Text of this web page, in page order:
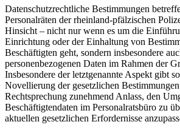
Datenschutzrechtliche Bestimmungen
Personalräten der rheinland-pfälzischen
Hinsicht – nicht nur wenn es um die
Einrichtung oder der Einhaltung von
Beschäftigten geht, sondern insbesondere
personenbezogenen Daten im Rahmen der
Insbesondere der letztgenannte Aspekt gibt
Novellierung der gesetzlichen
Rechtsprechung zunehmend Anlass, den
Beschäftigtendaten im Personalratsbüro zu
aktuellen gesetzlichen Erfordernisse